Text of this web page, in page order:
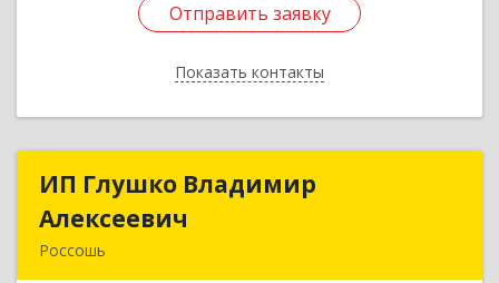
Отправить заявку
Показать контакты
Отправить заявку
Назад
ИП Глушко Владимир
Алексеевич
Россошь
ИП Глушко Владимир